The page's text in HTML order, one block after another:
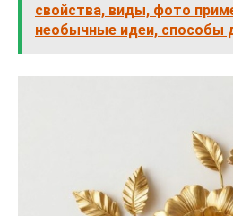
свойства, виды, фото
необычные идеи, способы